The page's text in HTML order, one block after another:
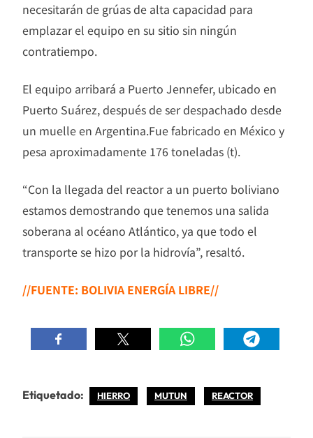
necesitarán de grúas de alta capacidad para
emplazar el equipo en su sitio sin ningún
contratiempo.
El equipo arribará a Puerto Jennefer, ubicado en
Puerto Suárez, después de ser despachado desde
un muelle en Argentina.Fue fabricado en México y
pesa aproximadamente 176 toneladas (t).
“Con la llegada del reactor a un puerto boliviano
estamos demostrando que tenemos una salida
soberana al océano Atlántico, ya que todo el
transporte se hizo por la hidrovía”, resaltó.
//FUENTE: BOLIVIA ENERGÍA LIBRE//
Etiquetado: HIERRO MUTUN REACTOR